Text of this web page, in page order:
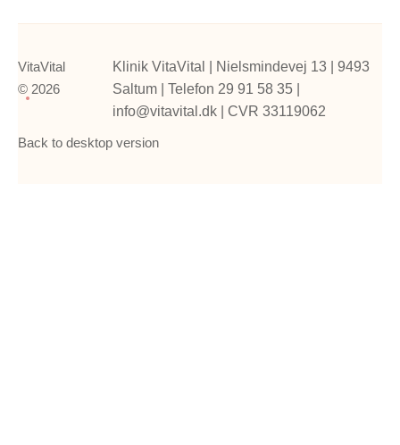
VitaVital
© 2026
Klinik VitaVital | Nielsmindevej 13 |9493
Saltum
|Telefon 29 91 58 35
info@vitavital.dk | CVR 33119062
Back to desktop version